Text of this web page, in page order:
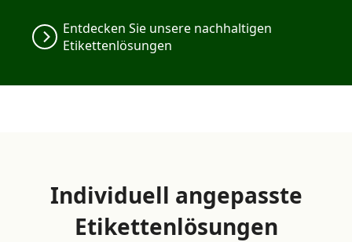
Entdecken Sie unsere nachhaltigen
Etikettenlösungen
Individuell angepasste
Etikettenlösungen